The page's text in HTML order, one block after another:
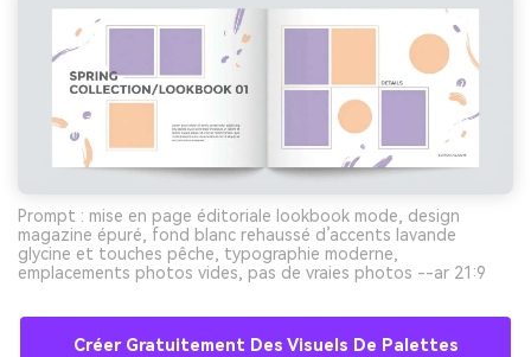
Prompt : mise en page éditoriale lookbook mode, design
magazine épuré, fond blanc rehaussé d’accents lavande
glycine et touches pêche, typographie moderne,
emplacements photos vides, pas de vraies photos --ar 21:9
Créer Gratuitement Des Visuels De Palettes